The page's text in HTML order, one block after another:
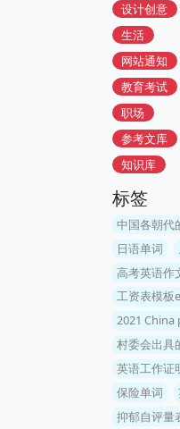
设计创意
生活
网站通知
教育考试
职场
参考文库
知识库
标签
中国各朝代
日语单词
高考英语作
工资表模板
2021
村委会出具
英语工作证
保险单词
抑郁自评量